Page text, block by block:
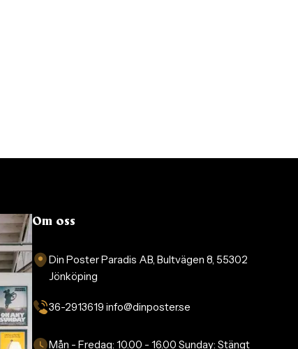
Om oss
Din Poster Paradis AB, Bultvägen 8, 55302
Jönköping
36-2913619 info@dinposter.se​
Mån - Fredag:10.00 - 16.00Sunday:Stängt